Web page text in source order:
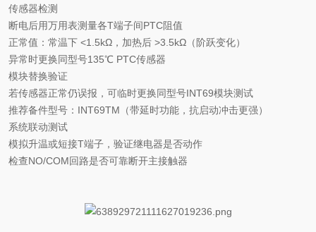
传感器检测
断电后用万用表测量各T端子间PTC阻值
正常值：常温下 ‌<1.5kΩ‌，加热后 ‌>3.5kΩ‌（阶跃变化）
异常时更换同型号135℃ PTC传感器
模块替换验证
若传感器正常仍误报，可临时更换同型号INT69模块测试
推荐备件型号： ‌INT69TM‌（带延时功能，抗启动冲击更强）
系统联动测试
模拟升温或短接T端子，验证继电器是否动作
检查NO/COM回路是否可靠断开主接触器